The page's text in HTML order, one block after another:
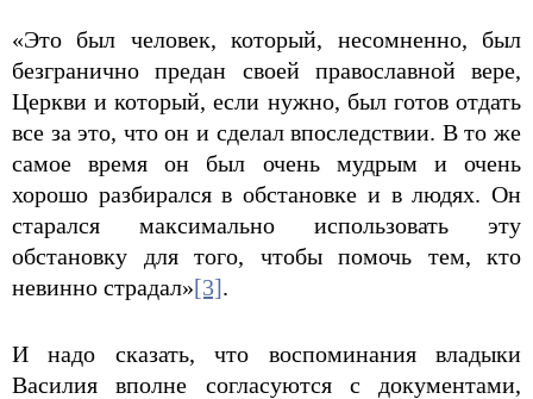
«Это был человек, который, несомненно, был
безгранично предан своей православной вере,
Церкви и который, если нужно, был готов отдать
все за это, что он и сделал впоследствии. В то же
самое время он был очень мудрым и очень
хорошо разбирался в обстановке и в людях. Он
старался максимально использовать эту
обстановку для того, чтобы помочь тем, кто
невинно страдал»[3].
И надо сказать, что воспоминания владыки
Василия вполне согласуются с документами,